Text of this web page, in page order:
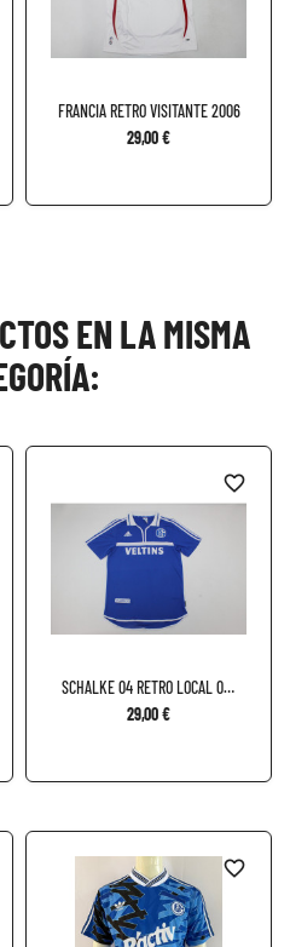
FRANCIA RETRO VISITANTE 2006
29,00 €
EN LA MISMA
SCHALKE 04 RETRO LOCAL 00-
02
29,00 €
favorite_border
favorite_border